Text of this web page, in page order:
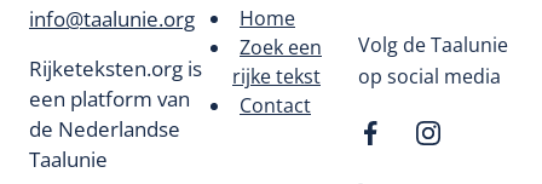
info@taalunie.org
Rijketeksten.org is
een platform van
de Nederlandse
Taalunie
Footer
menu
Home
Zoek een
rijke tekst
Contact
Volg de Taalunie
op social media